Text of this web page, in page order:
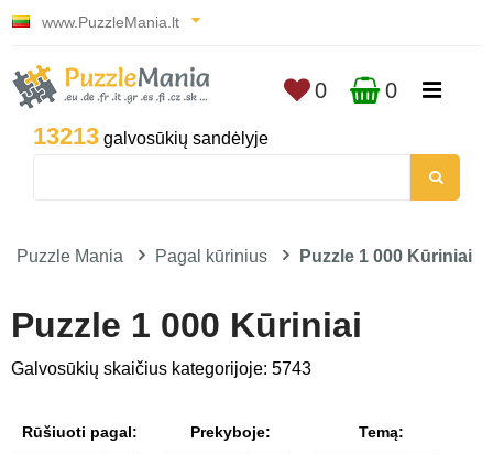
www.PuzzleMania.lt
13213 galvosūkių sandėlyje
0 0
Puzzle Mania Pagal kūrinius Puzzle 1 000 Kūriniai
Puzzle 1 000 Kūriniai
Galvosūkių skaičius kategorijoje: 5743
Rūšiuoti pagal: Prekyboje: Temą: